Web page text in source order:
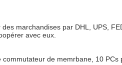
marchandises par DHL, UPS,
avec eux.
de memrbane, 10 PCs